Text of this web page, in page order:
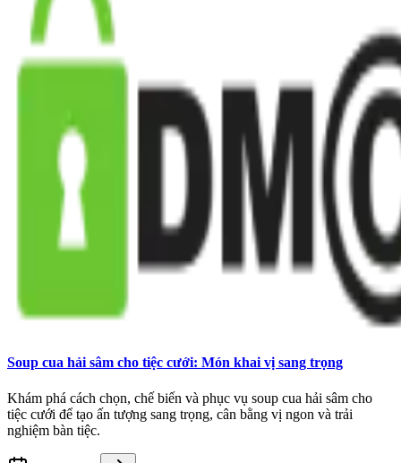
Soup cua hải sâm cho tiệc cưới: Món khai vị sang trọng
Khám phá cách chọn, chế biến và phục vụ soup cua hải sâm cho
tiệc cưới để tạo ấn tượng sang trọng, cân bằng vị ngon và trải
nghiệm bàn tiệc.